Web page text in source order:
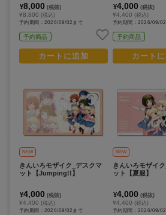
ワ
ー
ド
2位 #ハイキュー!!
3位 #初音ミク シリーズ
5位 #呪術廻戦
#ゴールデンカムイ
¥8,000 (税抜)
¥8,800 (税込)
予約期間：2026/09/02まで
予約商品
カートに追加
NEW
きんいろモザイク_デスクマ
ット【Jumping!!】
¥4,000 (税抜)
¥4,400 (税込)
予約期間：2026/09/02まで
¥4,000 (税抜)
¥4,400 (税込)
予約期間：2026/09/
予約商品
カート
NEW
きんいろモザイ
ット【夏服】
¥4,000 (税抜)
¥4,400 (税込)
予約期間：2026/09/